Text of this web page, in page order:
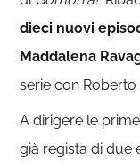
dieci nuovi
Maddalena
serie con Roberto
A dirigere le
già regista di due